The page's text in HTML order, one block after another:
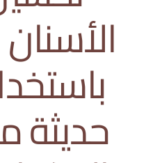
حديثة